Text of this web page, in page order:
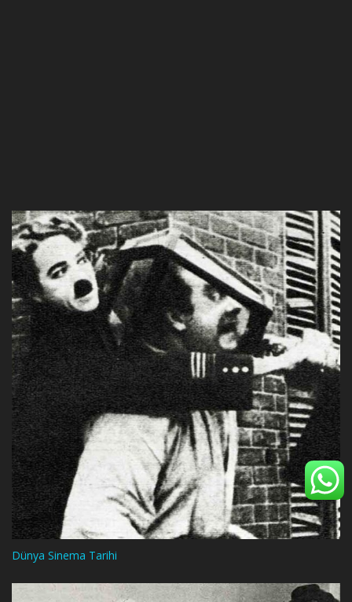
Dünya Sinema Tarihi